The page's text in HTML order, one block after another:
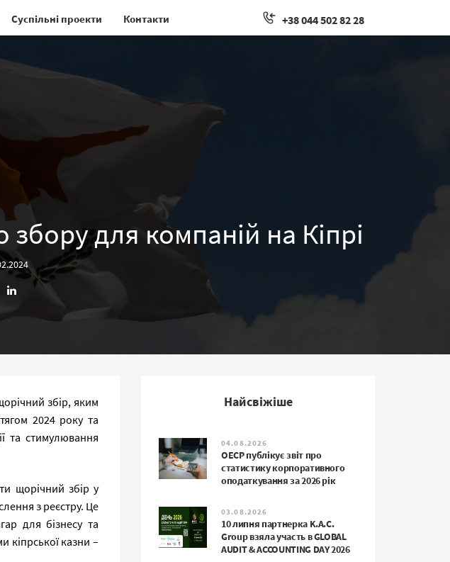
+38 044 502 82 28
Суспільні проекти Контакти
для компаній на Кіпрі
збір, яким
2024 року та
та стимулювання
щорічний збір у
з реєстру. Це
для бізнесу та
кіпрської казни –
Найсвіжіше
04.08.2026
ОЕСР публікує звіт про
статистику корпоративного
оподаткування за 2026 рік
03.08.2026
10 липня партнерка K.A.C.
Group взяла участь в GLOBAL
AUDIT & ACCOUNTING DAY 2026